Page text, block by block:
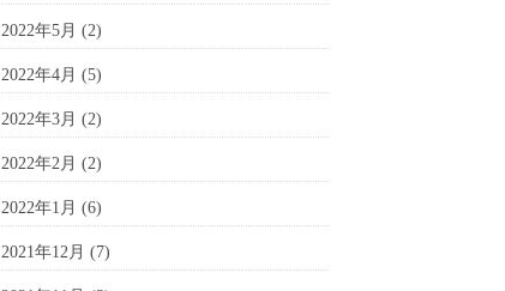
2022年5月 (2)
2022年4月 (5)
2022年3月 (2)
2022年2月 (2)
2022年1月 (6)
2021年12月 (7)